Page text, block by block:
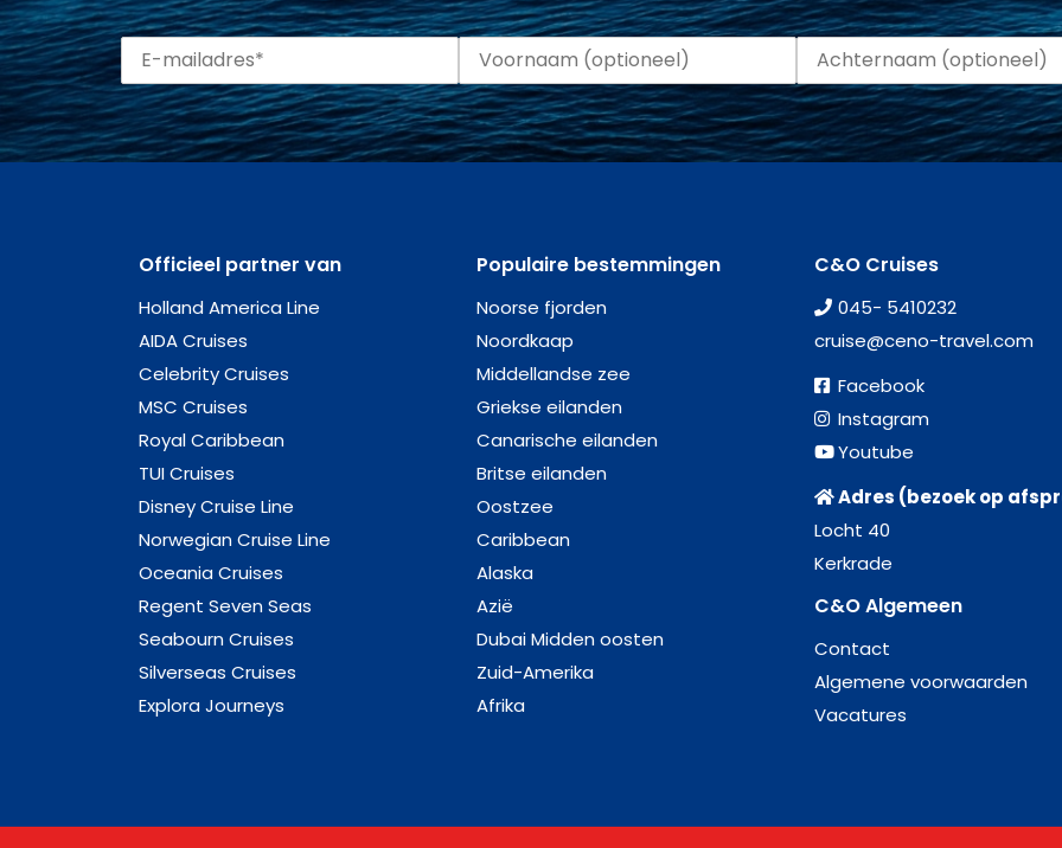
Officieel partner van
Holland America Line
AIDA Cruises
Celebrity Cruises
MSC Cruises
Royal Caribbean
TUI Cruises
Disney Cruise Line
Norwegian Cruise Line
Oceania Cruises
Regent Seven Seas
Seabourn Cruises
Silverseas Cruises
Explora Journeys
Populaire bestemmingen
Noorse fjorden
Noordkaap
Middellandse zee
Griekse eilanden
Canarische eilanden
Britse eilanden
Oostzee
Caribbean
Alaska
Azië
Dubai Midden oosten
Zuid-Amerika
Afrika
C&O Cruises
045- 5410232
cruise@ceno-travel.com
Facebook
Instagram
Youtube
Adres (bezoek op
Locht 40
Kerkrade
C&O Algemeen
Contact
Algemene voorwaarden
Vacatures